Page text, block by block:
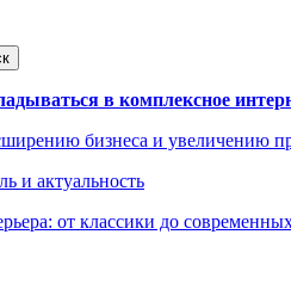
в комплексное
бизнеса и увеличению
и актуальность
от классики до